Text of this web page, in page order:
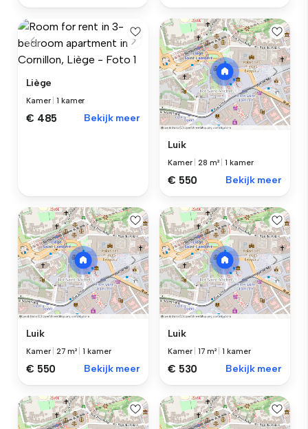
Liège
Kamer |1 kamer
€ 485 Bekijk meer
Luik
Kamer |28 m² |1 kamer
€ 550 Bekijk meer
Luik
Kamer |27 m² |1 kamer
€ 550 Bekijk meer
Luik
Kamer |17 m² |1 kamer
€ 530 Bekijk meer